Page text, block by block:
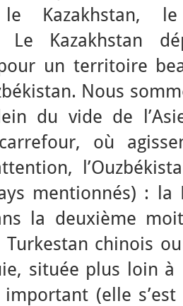
le Kazakhstan,
Le Kazakhstan
un territoire
Nous
du vide de
où
mentionnés) : la
la deuxième
chinois
située plus loin à
(elle